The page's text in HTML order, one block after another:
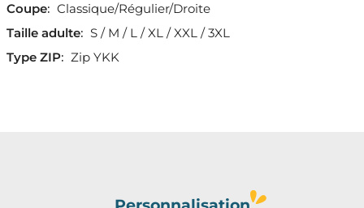
Coupe: Classique/Régulier/Droite
Taille adulte: S / M / L / XL / XXL / 3XL
Type ZIP: Zip YKK